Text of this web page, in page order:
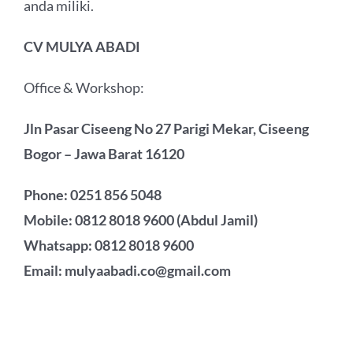
anda miliki.
CV MULYA ABADI
Office & Workshop:
Jln Pasar Ciseeng No 27 Parigi Mekar, Ciseeng
Bogor – Jawa Barat 16120
Phone: 0251 856 5048
Mobile: 0812 8018 9600 (Abdul Jamil)
Whatsapp: 0812 8018 9600
Email: mulyaabadi.co@gmail.com